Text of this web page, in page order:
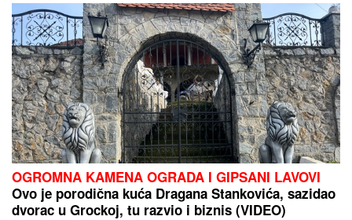
OGROMNA KAMENA OGRADA I GIPSANI LAVOVI
Ovo je porodična kuća Dragana Stankovića, sazidao
dvorac u Grockoj, tu razvio i biznis (VIDEO)